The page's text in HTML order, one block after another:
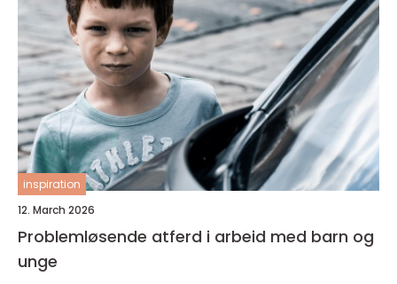
inspiration
12. March 2026
Problemløsende atferd i arbeid med barn og
unge